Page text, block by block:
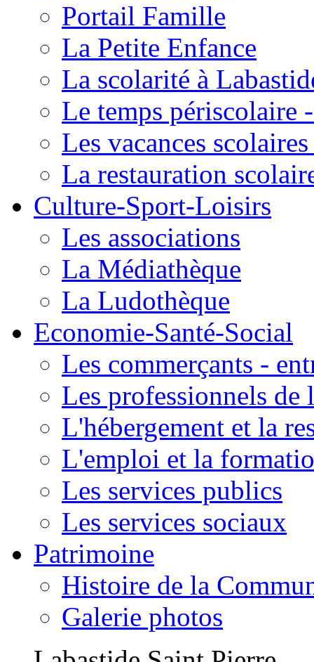
Portail Famille
La Petite Enfance
La scolarité à
Le temps périscolaire
Les vacances
La restauration
Culture-Sport-Loisirs
Les associations
La Médiathèque
La Ludothèque
Economie-Santé-Social
Les commerçants -
Les professionnels de
L'hébergement et la
L'emploi et la
Les services publics
Les services sociaux
Patrimoine
Histoire de la
Galerie photos